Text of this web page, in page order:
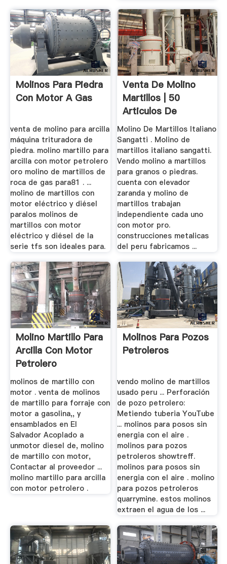
Molinos Para Piedra
Con Motor A Gas
venta de molino para arcilla
máquina trituradora de
piedra. molino martillo para
arcilla con motor petrolero
oro molino de martillos de
roca de gas para81 . ...
molino de martillos con
motor eléctrico y diésel
paralos molinos de
martillos con motor
eléctrico y diésel de la
serie tfs son ideales para.
Venta De Molino
Martillos | 50
Articulos De
Segunda Mano
Molino De Martillos Italiano
Sangatti . Molino de
martillos italiano sangatti.
Vendo molino a martillos
para granos o piedras.
cuenta con elevador
zaranda y molino de
martillos trabajan
independiente cada uno
con motor pro.
construcciones metalicas
del peru fabricamos ...
Molino Martillo Para
Arcilla Con Motor
Petrolero
molinos de martillo con
motor . venta de molinos
de martillo para forraje con
motor a gasolina,, y
ensamblados en El
Salvador Acoplado a
unmotor diesel de, molino
de martillo con motor,
Contactar al proveedor ...
molino martillo para arcilla
con motor petrolero .
Molinos Para Pozos
Petroleros
vendo molino de martillos
usado peru ... Perforación
de pozo petrolero:
Metiendo tuberia YouTube
... molinos para posos sin
energia con el aire .
molinos para pozos
petroleros showtreff.
molinos para posos sin
energia con el aire . molino
para pozos petroleros
quarrymine. estos molinos
extraen el agua de los ...